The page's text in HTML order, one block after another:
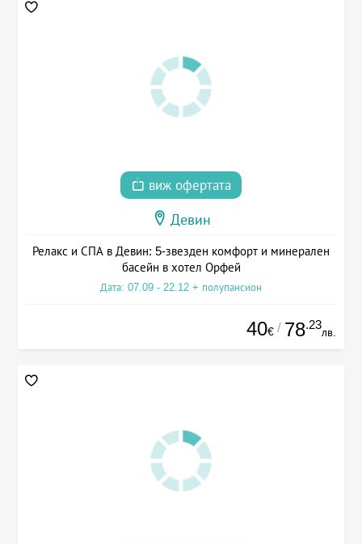
виж офертата
Девин
Релакс и СПА в Девин: 5-звезден комфорт и минерален
басейн в хотел Орфей
Дата: 07.09 - 22.12 + полупансион
40€ / 78.23
лв.